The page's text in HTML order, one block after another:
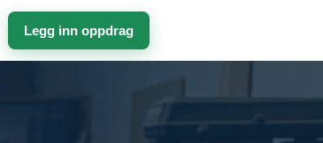
Legg inn oppdrag